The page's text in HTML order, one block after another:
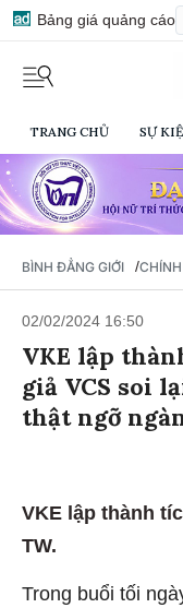
Bảng giá quảng cáo
TRANG CHỦ SỰ
BÌNH ĐẲNG GIỚI /
02/02/2024 16:50
VKE lập
giả VCS soi
thật ngỡ
VKE lập thành
TW.
Trong buổi tối